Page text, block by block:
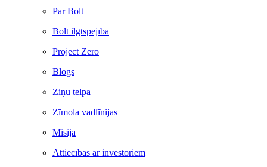
Par Bolt
Bolt ilgtspējība
Project Zero
Blogs
Ziņu telpa
Zīmola vadlīnijas
Misija
Attiecības ar investoriem